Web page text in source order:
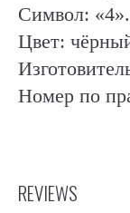
Символ: «4».
Цвет:
Номер по
REVIEWS